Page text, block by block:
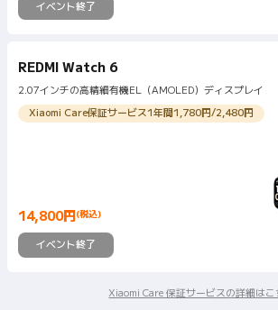
イベント終了
REDMI Watch 6
2.07インチの高精細有機EL（AMOLED）ディスプレイ
Xiaomi Care保証サービス1年間1,780円/2,480円
14,800円 (税込)
Current Price 円14800
イベント終了
Xiaomi Care 保証サービスの詳細はこ